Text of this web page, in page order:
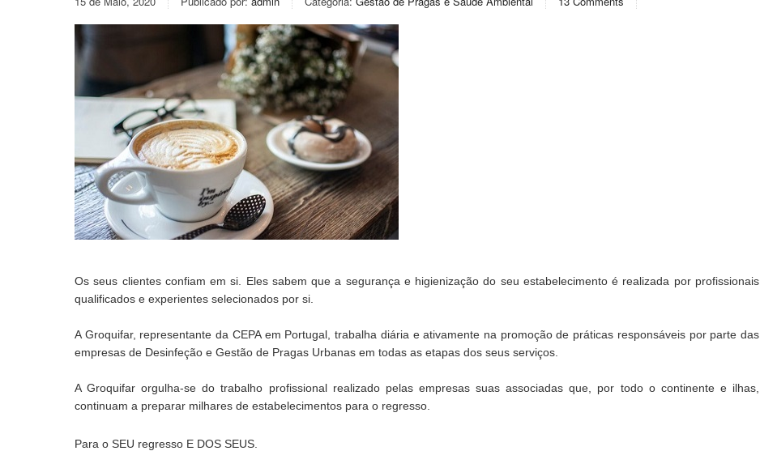
Os seus clientes confiam em si. Eles sabem que a segurança e higienização do seu estabelecimento é realizada por profissionais
qualificados e experientes selecionados por si.
A Groquifar, representante da CEPA em Portugal, trabalha diária e ativamente na promoção de práticas responsáveis por parte das
empresas de Desinfeção e Gestão de Pragas Urbanas em todas as etapas dos seus serviços.
A Groquifar orgulha-se do trabalho profissional realizado pelas empresas suas associadas que, por todo o continente e ilhas,
continuam a preparar milhares de estabelecimentos para o regresso.
Para o SEU regresso E DOS SEUS.